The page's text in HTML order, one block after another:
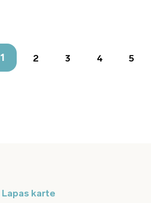
1 2 3 4 5
Lapas karte